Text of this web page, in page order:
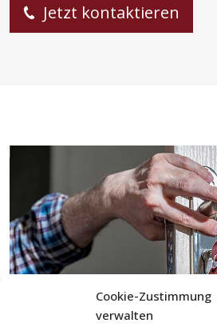
Cookie-Zustimmung
verwalten
Jetzt kontaktieren